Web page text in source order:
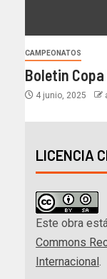
CAMPEONATOS
Boletin
4 junio, 2025
LICENCIA
Este obra
Commons
Internacional.